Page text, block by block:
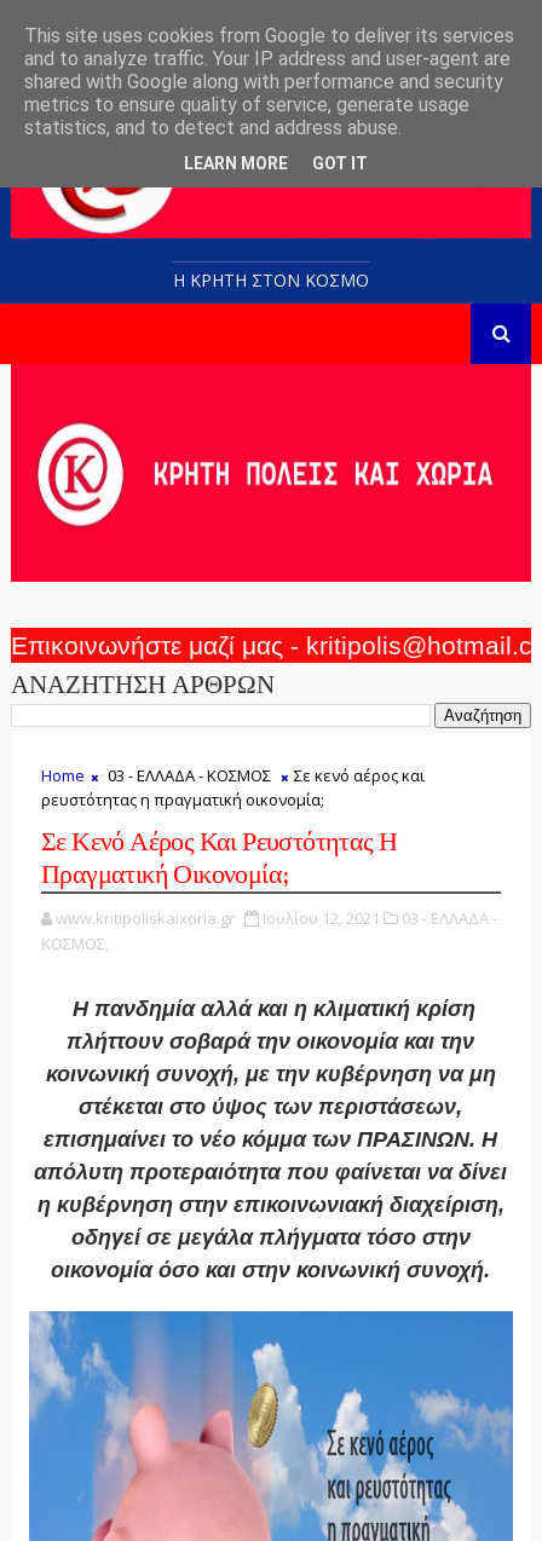
Η ΚΡΗΤΗ ΣΤΟN KOΣΜΟ
Επικοινωνήστε μαζί μας -
ΑΝΑΖΗΤΗΣΗ ΑΡΘΡΩΝ
Home 03 - ΕΛΛΑΔΑ - ΚΟΣΜΟΣ
Σε κενό αέρος και
ρευστότητας η πραγματική οικονομία;
Σε Κενό Αέρος Και Ρευστότητας Η
Πραγματική Οικονομία;
www.kritipoliskaixoria.gr Ιουλίου 12, 2021
03 - ΕΛΛΑΔΑ -
ΚΟΣΜΟΣ,
Η πανδημία αλλά και η κλιματική κρίση
πλήττουν σοβαρά την οικονομία και την
κοινωνική συνοχή, με την κυβέρνηση να μη
στέκεται στο ύψος των περιστάσεων,
επισημαίνει το νέο κόμμα των ΠΡΑΣΙΝΩΝ. Η
απόλυτη προτεραιότητα που φαίνεται να δίνει
η κυβέρνηση στην επικοινωνιακή διαχείριση,
οδηγεί σε μεγάλα πλήγματα τόσο στην
οικονομία όσο και στην κοινωνική συνοχή.
This site uses cookies from Google to deliver its services
and to analyze traffic. Your IP address and user-agent are
shared with Google along with performance and security
metrics to ensure quality of service, generate usage
statistics, and to detect and address abuse.
LEARN MORE GOT IT